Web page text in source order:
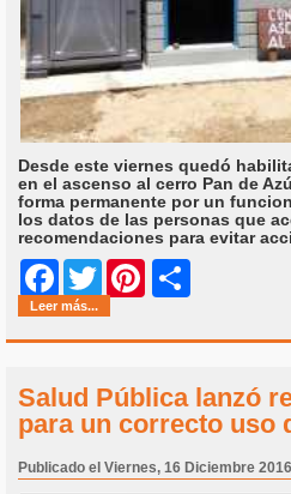
Desde este viernes quedó
en el ascenso al cerro Pan de
forma permanente por un
los datos de las personas que
recomendaciones para evitar
Facebook
Twitter Pinterest
Leer más...
Salud Pública lanzó
para un correcto uso
Publicado el Viernes, 16 Diciembre